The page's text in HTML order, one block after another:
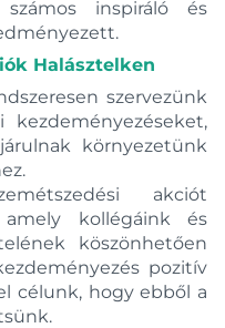
inspiráló és
Halásztelken
szervezünk
környezetünk
akciót
amely kollégáink és
köszönhetően
pozitív
célunk, hogy ebből a